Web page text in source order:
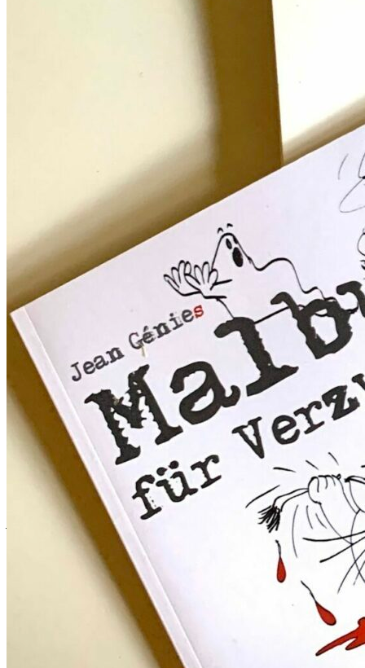
Books
Contact
Privacy Policy
Bücher
Merchandise
Toons &
Paintings
TIME
WILL
TELL…
Egal ob groß oder klein – jede Gabe
ist fürs Überleben fein.
August 2024
Juni 2024
Mai 2024
Februar 2024
Januar 2024
Dezember 2023